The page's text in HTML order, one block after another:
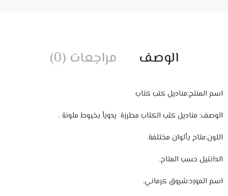
الوصف مراجعات (0)
اسم المنتج:مناديل كتب كتاب
الوصف: مناديل كتب الكتاب مطرزة يدوياً بخيوط ملونة .
اللون:متاح بألوان مختلفة.
الدانتيل حسب المتاح.
اسم المورد:شروق كرماني.